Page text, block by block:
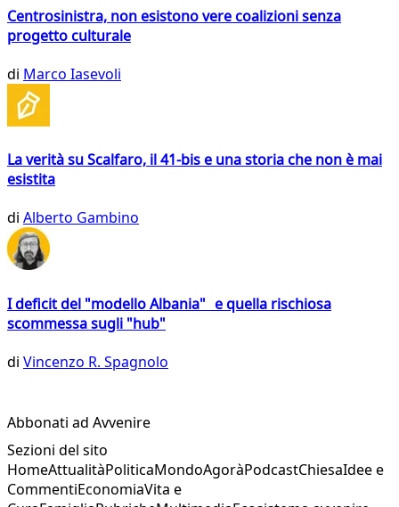
Centrosinistra, non esistono vere coalizioni senza
progetto culturale
di Marco Iasevoli
La verità su Scalfaro, il 41-bis e una storia che non è mai
esistita
di Alberto Gambino
I deficit del "modello Albania" e quella rischiosa
scommessa sugli "hub"
di Vincenzo R. Spagnolo
Abbonati ad Avvenire
Sezioni del sito
HomeAttualitàPoliticaMondoAgoràPodcastChiesaIdee e
CommentiEconomiaVita e